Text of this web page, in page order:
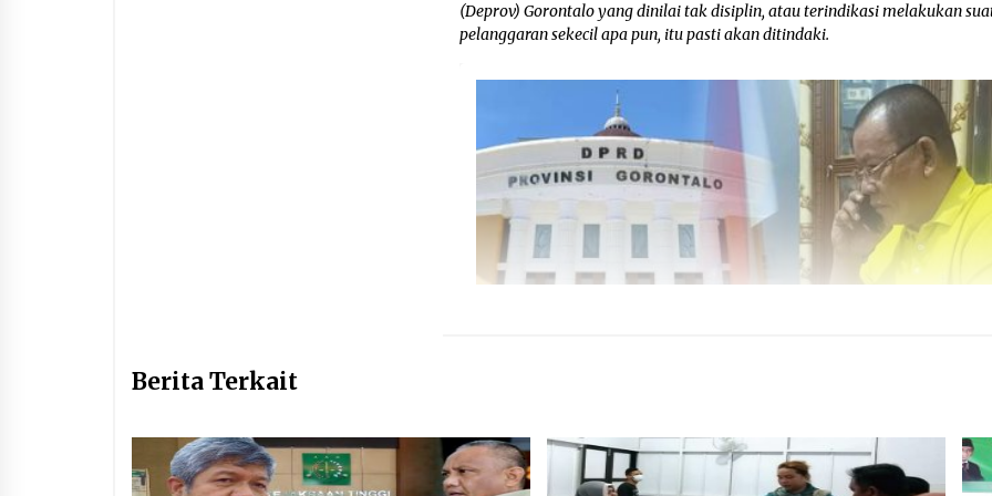
(Deprov) Gorontalo yang dinilai tak disiplin, atau terindikasi melakukan
pelanggaran sekecil apa pun, itu pasti akan ditindaki.
Berita Terkait